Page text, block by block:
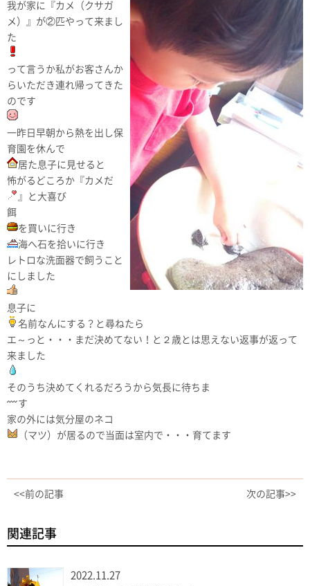
我が家に『カメ（クサガ
メ）』が②匹やって来まし
た
って言うか私がお客さんか
らいただき連れ帰ってきた
のです
一昨日早朝から熱を出し保
育園を休んで
居た息子に見せると
怖がるどころか『カメだ
』と大喜び
餌
を買いに行き
海へ石を拾いに行き
レトロな洗面器で飼うこと
にしました
息子に
名前なんにする？と尋ねたら
エ～っと・・・まだ決めてない！と２歳とは思えない返事が返って
来ました
そのうち決めてくれるだろうから気長に待ちま
す
家の外には気分屋のネコ
（マツ）が居るので当面は室内で・・・育てます
<<前の記事 次の記事>>
関連記事
2022.11.27